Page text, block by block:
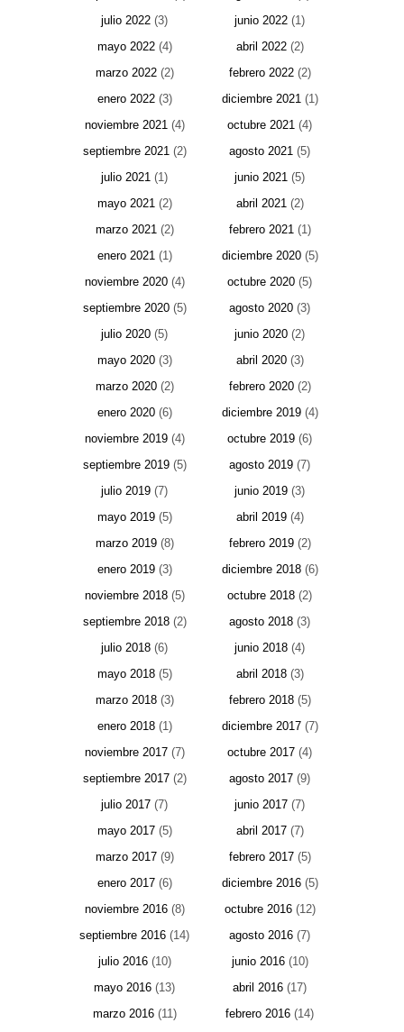
julio 2022 (3) junio 2022 (1)
mayo 2022(4) abril 2022(2)
marzo 2022(2) febrero 2022(2)
enero 2022(3) diciembre 2021(1)
noviembre 2021(4) octubre 2021 (4)
septiembre 2021(2) agosto 2021 (5)
julio 2021 (1) junio 2021 (5)
mayo 2021(2) abril 2021(2)
marzo 2021(2) febrero 2021(1)
enero 2021(1) diciembre 2020(5)
noviembre 2020(4) octubre 2020 (5)
septiembre 2020(5) agosto 2020 (3)
julio 2020 (5) junio 2020 (2)
mayo 2020(3) abril 2020(3)
marzo 2020(2) febrero 2020(2)
enero 2020(6) diciembre 2019(4)
noviembre 2019(4) octubre 2019 (6)
septiembre 2019(5) agosto 2019 (7)
julio 2019 (7) junio 2019 (3)
mayo 2019(5) abril 2019(4)
marzo 2019(8) febrero 2019(2)
enero 2019(3) diciembre 2018(6)
noviembre 2018(5) octubre 2018 (2)
septiembre 2018(2) agosto 2018 (3)
julio 2018 (6) junio 2018 (4)
mayo 2018(5) abril 2018(3)
marzo 2018(3) febrero 2018(5)
enero 2018(1) diciembre 2017(7)
noviembre 2017(7) octubre 2017 (4)
septiembre 2017(2) agosto 2017 (9)
julio 2017 (7) junio 2017 (7)
mayo 2017(5) abril 2017(7)
marzo 2017(9) febrero 2017(5)
enero 2017(6) diciembre 2016(5)
noviembre 2016(8) octubre 2016(12)
septiembre 2016 (14) agosto 2016 (7)
julio 2016(10) junio 2016(10)
mayo 2016 (13) abril 2016 (17)
marzo 2016(11) febrero 2016 (14)